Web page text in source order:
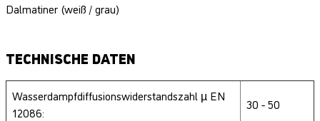
Dalmatiner (weiß / grau)
TECHNISCHE DATEN
Wasserdampfdiffusionswiderstandszahl µ EN
12086:
30 - 50